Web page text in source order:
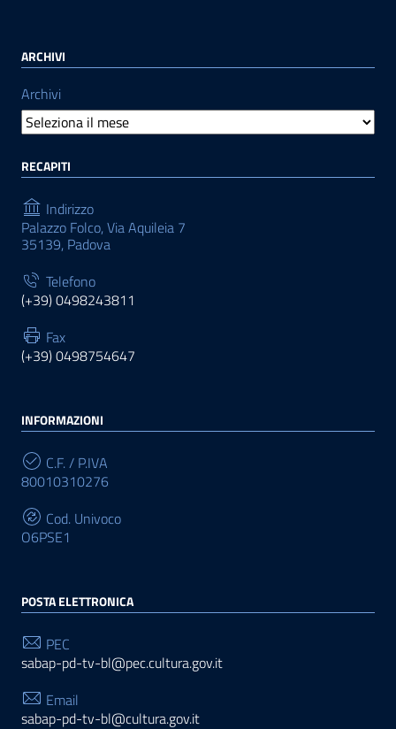
ARCHIVI
Archivi
RECAPITI
Indirizzo
Palazzo Folco, Via Aquileia 7
35139, Padova
Telefono
(+39) 0498243811
Fax
(+39) 0498754647
INFORMAZIONI
C.F. / P.IVA
80010310276
Cod. Univoco
O6PSE1
POSTA ELETTRONICA
PEC
sabap-pd-tv-bl@pec.cultura.gov.it
Email
sabap-pd-tv-bl@cultura.gov.it